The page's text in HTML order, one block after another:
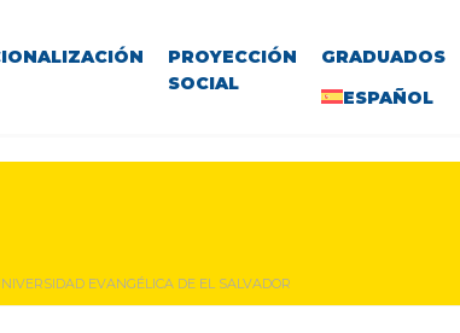
PROYECCIÓN
SOCIAL
GRADUADOS
ESPAÑOL
EVANGÉLICA DE EL SALVADOR